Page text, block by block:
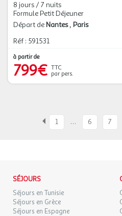
8 jours / 7 nuits
Formule Petit Déjeuner
Départ de Nantes Paris
Réf : 591531
à partir de
799€ TTC
par pers.
1 … 6 7
SÉJOURS
Séjours en Tunisie
Séjours en Grèce
Séjours en Espagne